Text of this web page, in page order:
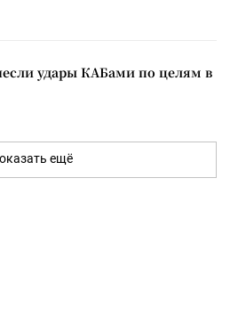
удары КАБами по целям в
ещё